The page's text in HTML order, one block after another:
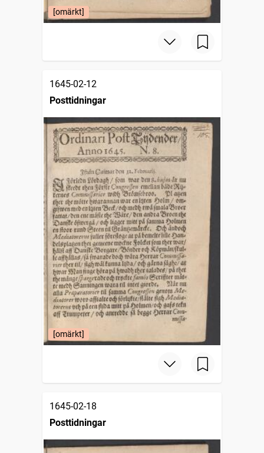
[omärkt]
1645-02-12
Posttidningar
[omärkt]
1645-02-18
Posttidningar